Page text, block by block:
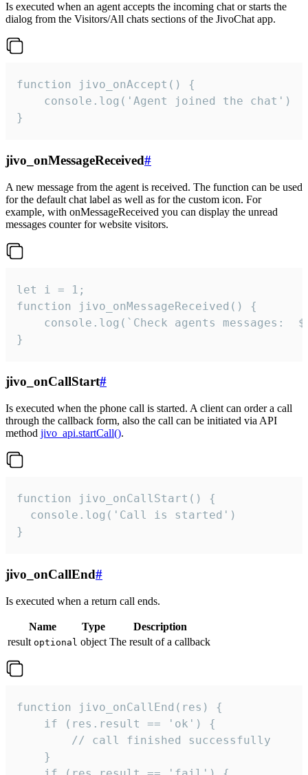
Is executed when an agent accepts the incoming chat or starts the
dialog from the Visitors/All chats sections of the JivoChat app.
function jivo_onAccept() {
}
jivo_onMessageReceived#
A new message from the agent is received. The function can be used
for the default chat label as well as for the custom icon. For
example, with onMessageReceived you can display the unread
messages counter for website visitors.
let i = 1;
function jivo_onMessageReceived() {
}
jivo_onCallStart#
Is executed when the phone call is started. A client can order a call
through the callback form, also the call can be initiated via API
method jivo_api.startCall().
function jivo_onCallStart() {
  console.log('Call is started')
}
jivo_onCallEnd#
Is executed when a return call ends.
Name Type
Description
result optional object The result of a callback
function jivo_onCallEnd(res) {
    if (res.result == 'ok') {
        // call finished successfully
    }